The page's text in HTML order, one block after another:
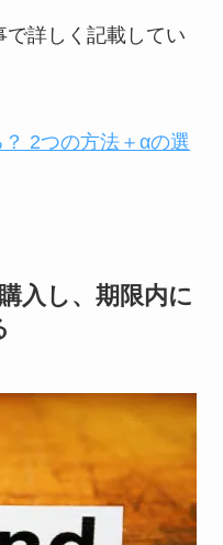
で詳しく記載してい
2つの方法＋αの選
入し、期限内に